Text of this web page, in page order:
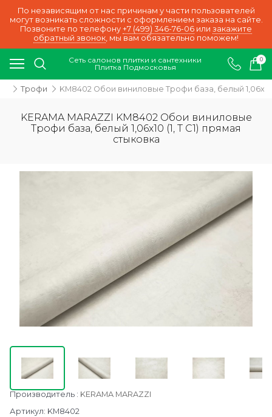
По независящим от нас причинам у части пользователей
могут возникать сложности с оформлением заказа на сайте.
Позвоните по телефону +7 (499) 346-76-06 или закажите
обратный звонок, мы вам обязательно поможем!
Сеть салонов плитки и сантехники
Плитка Подмосковья
0
Трофи KM8402 Обои виниловые Трофи база, белый 1,06х10
KERAMA MARAZZI KM8402 Обои виниловые
Трофи база, белый 1,06х10 (1, Т C1) прямая
стыковка
Производитель : KERAMA MARAZZI
Артикул: KM8402